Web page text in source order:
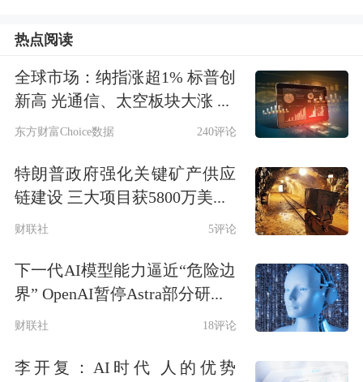
部分金融管理政策，加大住房租赁金融
支持力度六个方面部署了16条具体措
施，助力房地产市场平稳健康发展。
16条具体措施被看作是政策力度空前，
不少分析指出，政策通过房企债务展期
和支持再融资，修复房企信用环境，这
不仅利于缓解房企的资金压力，也有利
于银行、信托等金融机构资产质量的稳
定。受此影响，14日除地产板块股债大
涨外，银行股也迎来普涨。
热点阅读
全球市场：纳指涨超1% 标普创
新高 光通信、太空板块大涨 ...
东方财富Choice数据 240评论
特朗普政府强化关键矿产供应
链建设 三大项目获5800万美...
财联社 5评论
下一代AI模型能力逼近“危险边
界” OpenAI暂停Astra部分研...
财联社 18评论
李开复：AI时代 人的优势